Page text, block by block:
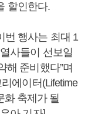
할인한다.
번 행사는 최대 1
사들이 선보일
해 준비했다”며
에이터(Lifetime
화 축제가 될